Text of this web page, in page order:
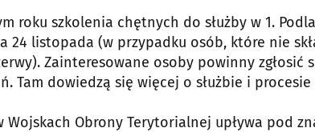
roku szkolenia chętnych do służby w 1.
24 listopada (w przypadku osób, które nie
Zainteresowane osoby powinny zgłosić
Tam dowiedzą się więcej o służbie i
Wojskach Obrony Terytorialnej upływa pod